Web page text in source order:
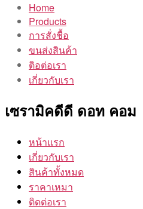
Home
Products
การสั่งชื้อ
ขนส่งสินค้า
ติอต่อเรา
เกี่ยวกับเรา
เซรามิคดีดี ดอท คอม
หน้าแรก
เกี่ยวกับเรา
สินค้าทั้งหมด
ราคาเหมา
ติดต่อเรา